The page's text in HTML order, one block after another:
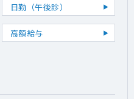
日勤（午後診）
高額給与